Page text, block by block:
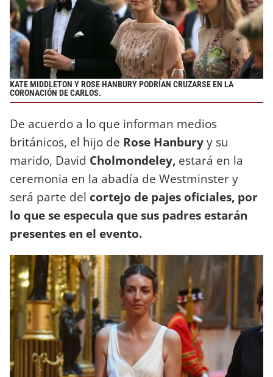
KATE MIDDLETON Y ROSE HANBURY PODRÍAN CRUZARSE EN LA
CORONACIÓN DE CARLOS.
De acuerdo a lo que informan medios
británicos, el hijo de Rose Hanburyy su
marido, David Cholmondeley, estará en la
ceremonia en la abadía de Westminster y
será parte del cortejo de pajes oficiales, por
lo que se especula que sus padres estarán
presentes en el evento.